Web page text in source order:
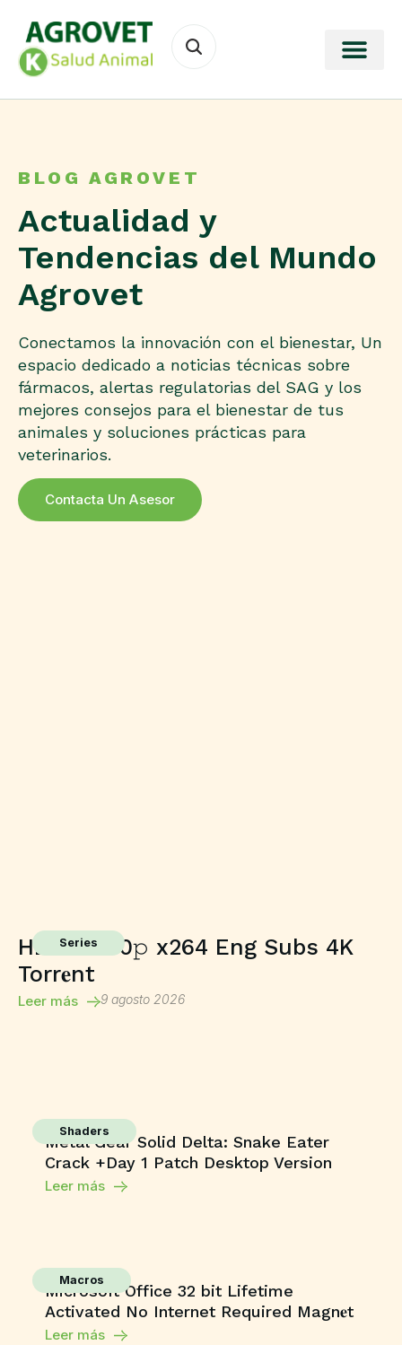
BLOG AGROVET
Actualidad y
Tendencias del Mundo
Agrovet
Conectamos la innovación con el bienestar, Un
espacio dedicado a noticias técnicas sobre
fármacos, alertas regulatorias del SAG y los
mejores consejos para el bienestar de tus
animales y soluciones prácticas para
veterinarios.
Contacta Un Asesor
Series
HDTV 2160𝚙 x264 Eng Subs 4K
Torr𝐞nt
Leer más 9 agosto 2026
Shaders
Metal Gear Solid Delta: Snake Eater
Crack +Day 1 Patch Desktop Version
Leer más
Macros
Microsoft Office 32 bit Lifetime
Activated No Internet Required Magn𝐞t
Leer más